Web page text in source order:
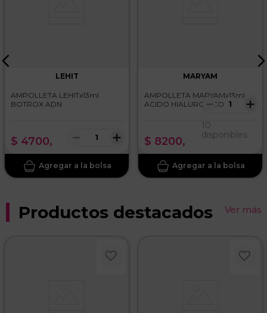
LEHIT
AMPOLLETA LEHITx13ml
BOTROX ADN
$ 4700, ＋
－
MARYAM
AMPOLLETA MARYAMx13ml
ACIDO HIALURONICO
$ 8200,
＋
－
10
disponibles
Productos destacados Ver más